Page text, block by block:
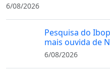
6/08/2026
Pesquisa do
mais ouvida de
6/08/2026